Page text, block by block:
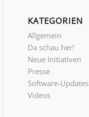
KATEGORIEN
Allgemein
Da schau her!
Neue Initiativen
Presse
Software-Updates
Videos